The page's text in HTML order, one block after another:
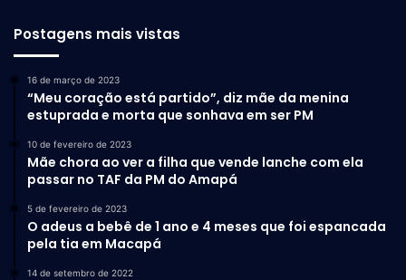
Postagens mais vistas
16 de março de 2023
“Meu coração está partido”, diz mãe da menina
estuprada e morta que sonhava em ser PM
10 de fevereiro de 2023
Mãe chora ao ver a filha que vende lanche com ela
passar no TAF da PM do Amapá
5 de fevereiro de 2023
O adeus a bebê de 1 ano e 4 meses que foi espancada
pela tia em Macapá
14 de setembro de 2022